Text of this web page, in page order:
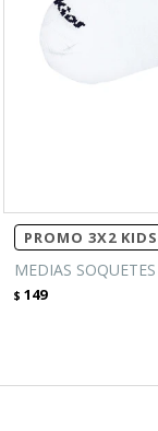
PROMO 3X2 KIDS
MEDIAS
$ 149